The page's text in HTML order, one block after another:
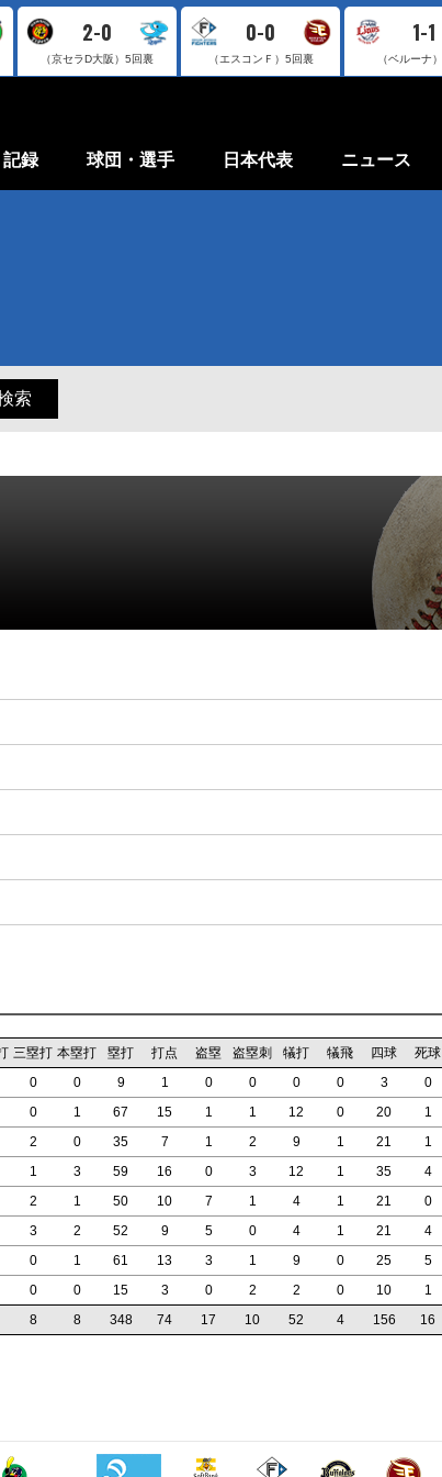
2-0
（京セラD大阪） 5回裏
0-0
（エスコンＦ） 5回裏
1-1
（ベルーナ）
記録 球団・選手 日本代表 ニュース
三塁打 本塁打 塁打 打点 盗塁 盗塁刺 犠打 犠飛 四球 死球
0 0 9 1 0 0 0 0 3 0
0 1 67 15 1 1 12 0 20 1
2 0 35 7 1 2 9 1 21 1
1 3 59 16 0 3 12 1 35 4
2 1 50 10 7 1 4 1 21 0
3 2 52 9 5 0 4 1 21 4
0 1 61 13 3 1 9 0 25 5
0 0 15 3 0 2 2 0 10 1
8 8 348 74 17 10 52 4 156 16